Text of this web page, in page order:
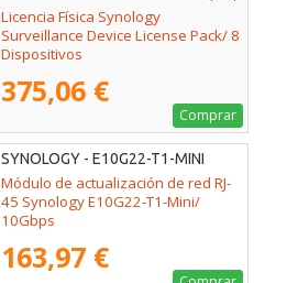
Licencia Física Synology
Surveillance Device License Pack/ 8
Dispositivos
375,06 €
Comprar
SYNOLOGY - E10G22-T1-MINI
Módulo de actualización de red RJ-
45 Synology E10G22-T1-Mini/
10Gbps
163,97 €